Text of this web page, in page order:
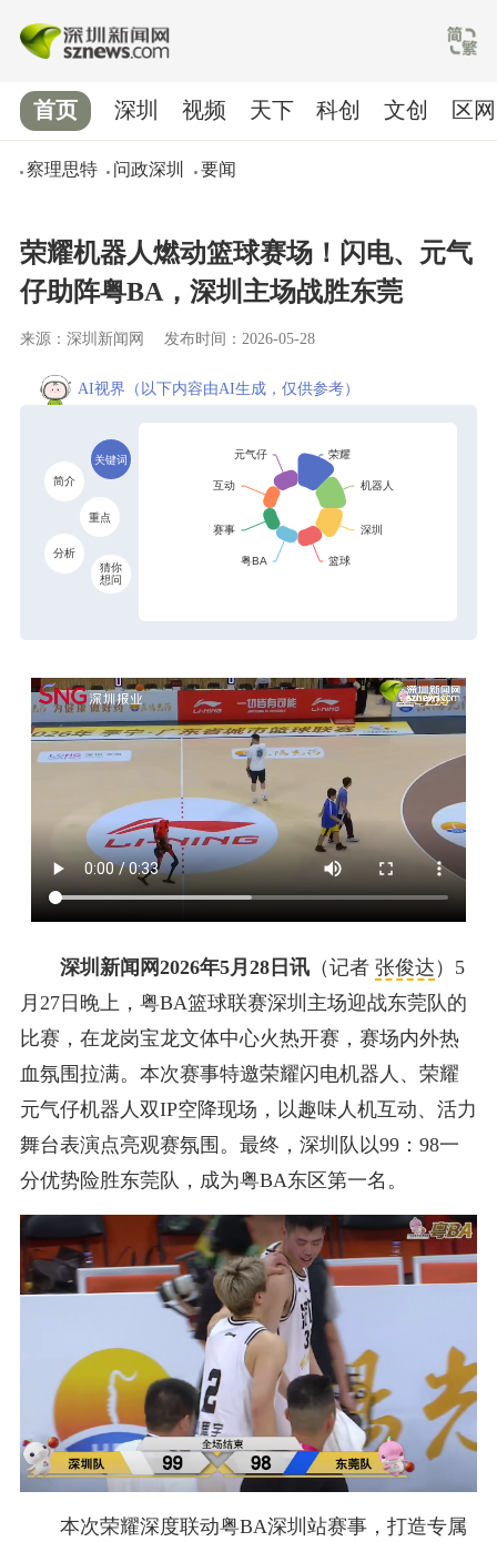
首页
察理思特 问政深圳 要闻
深圳 视频 天下 科创 文创 区网
荣耀机器人燃动篮球赛场！闪电、元气
仔助阵粤BA，深圳主场战胜东莞
来源：深圳新闻网 发布时间：2026-05-28
AI视界 （以下内容由AI生成，仅供参考）
关键词
简介
重点
分析
猜你
想问
深圳新闻网2026年5月28日讯（记者 张俊达 ）5
月27日晚上，粤BA篮球联赛深圳主场迎战东莞队的
比赛，在龙岗宝龙文体中心火热开赛，赛场内外热
血氛围拉满。本次赛事特邀荣耀闪电机器人、荣耀
元气仔机器人双IP空降现场，以趣味人机互动、活力
舞台表演点亮观赛氛围。最终，深圳队以99：98一
分优势险胜东莞队，成为粤BA东区第一名。
本次荣耀深度联动粤BA深圳站赛事，打造专属